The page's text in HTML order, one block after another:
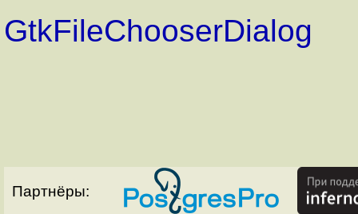
GtkFileChooserDialog
Партнёры: